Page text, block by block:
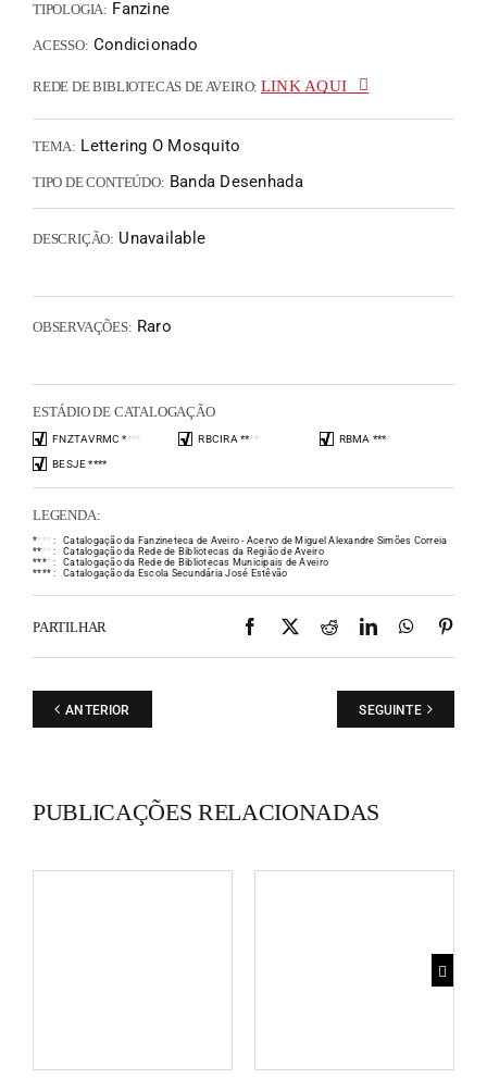
TIPOLOGIA: Fanzine
ACESSO: Condicionado
REDE DE BIBLIOTECAS DE AVEIRO: LINK AQUI
TEMA: Lettering O Mosquito
TIPO DE CONTEÚDO: Banda Desenhada
DESCRIÇÃO: Unavailable
OBSERVAÇÕES: Raro
ESTÁDIO DE CATALOGAÇÃO
FNZTAVRMC **** RBCIRA **** RBMA ****
BESJE ****
LEGENDA:
** * * :
Catalogação da Fanzineteca de Aveiro - Acervo de Miguel Alexandre Simões Correia
** * * :
Catalogação da Rede de Bibliotecas da Região de Aveiro
**** :
Catalogação da Rede de Bibliotecas Municipais de Aveiro
**** : Catalogação da Escola Secundária José Estêvão
PARTILHAR Facebook
X RedditLinkedIn
ANTERIOR SEGUINTE
PUBLICAÇÕES RELACIONADAS